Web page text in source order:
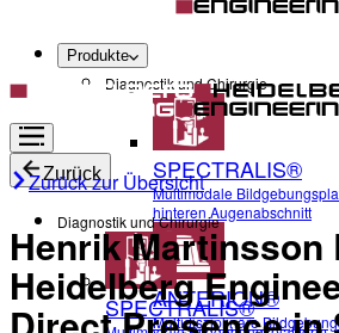
Produkte
Diagnostik und Chirurgie
SPECTRALIS®
Multimodale
hinteren Augenabschnitt
ANTERION®
Multidisziplinäre
Zurück
Diagnostik und Chirurgie
SPECTRALIS®
Zurück zur Übersicht
Henrik Martinsson
Heidelberg